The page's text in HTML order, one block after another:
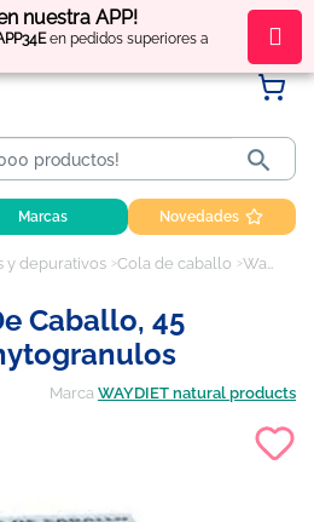
nuestra APP!
en pedidos superiores a
puntos por tus compras

Marcas Novedades
y depurativos Cola de caballo Waydiet Cola De Caballo, 45 cápsulas de Phytogranulos
Caballo, 45
Marca WAYDIET natural products